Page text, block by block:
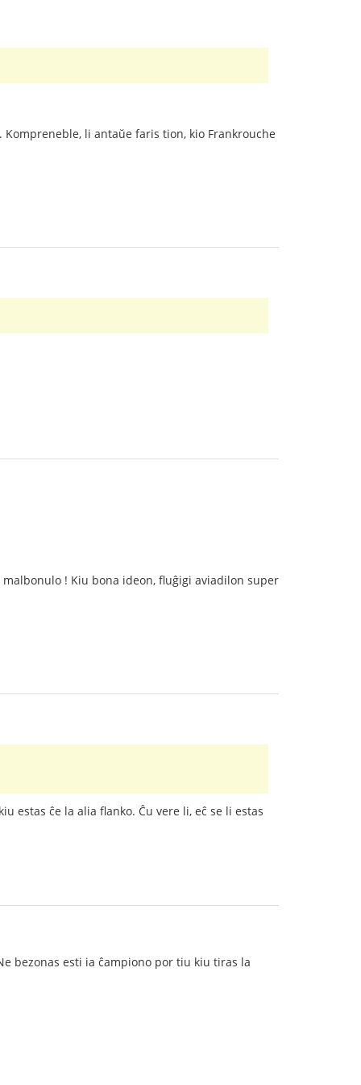
li antaŭe faris tion, kio Frankrouche
! Kiu bona ideon, fluĝigi aviadilon super
estas ĉe la alia flanko. Ĉu vere li, eĉ se li estas
bezonas esti ia ĉampiono por tiu kiu tiras la